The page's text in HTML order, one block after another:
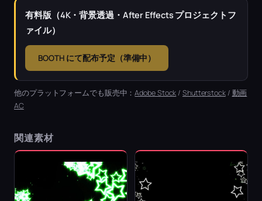
有料版（4K・背景透過・After Effects プロジェクトフ
ァイル）
BOOTH にて配布予定（準備中）
他のプラットフォームでも販売中：Adobe Stock /Shutterstock/ 動画
AC
関連素材